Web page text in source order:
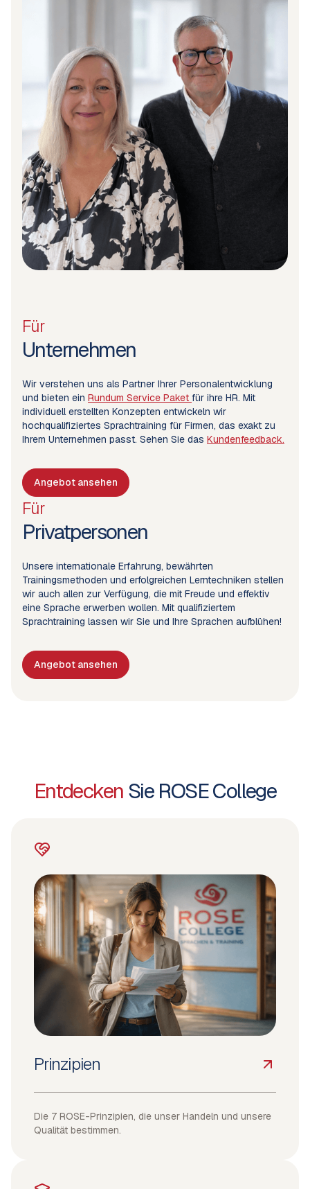
Für
Unternehmen
Wir verstehen uns als Partner Ihrer Personalentwicklung
und bieten ein Rundum Service Paket für ihre HR. Mit
individuell erstellten Konzepten entwickeln wir
hochqualifiziertes Sprachtraining für Firmen, das exakt zu
Ihrem Unternehmen passt. Sehen Sie das Kundenfeedback.
Angebot ansehen
Für
Privatpersonen
Unsere internationale Erfahrung, bewährten
Trainingsmethoden und erfolgreichen Lerntechniken stellen
wir auch allen zur Verfügung, die mit Freude und effektiv
eine Sprache erwerben wollen. Mit qualifiziertem
Sprachtraining lassen wir Sie und Ihre Sprachen aufblühen!
Angebot ansehen
Entdecken Sie ROSE College
Prinzipien
Die 7 ROSE-Prinzipien, die unser Handeln und unsere
Qualität bestimmen.